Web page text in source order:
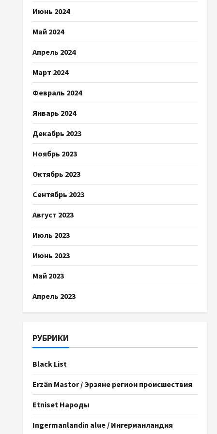
Июнь 2024
Май 2024
Апрель 2024
Март 2024
Февраль 2024
Январь 2024
Декабрь 2023
Ноябрь 2023
Октябрь 2023
Сентябрь 2023
Август 2023
Июль 2023
Июнь 2023
Май 2023
Апрель 2023
РУБРИКИ
Black List
Erzän Mastor / Эрзяне регион происшествия
Etniset Народы
Ingermanlandin alue / Ингерманландия